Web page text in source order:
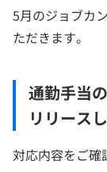
5月のジョブカ
ただきます。
通勤手当
リリース
対応内容をご確